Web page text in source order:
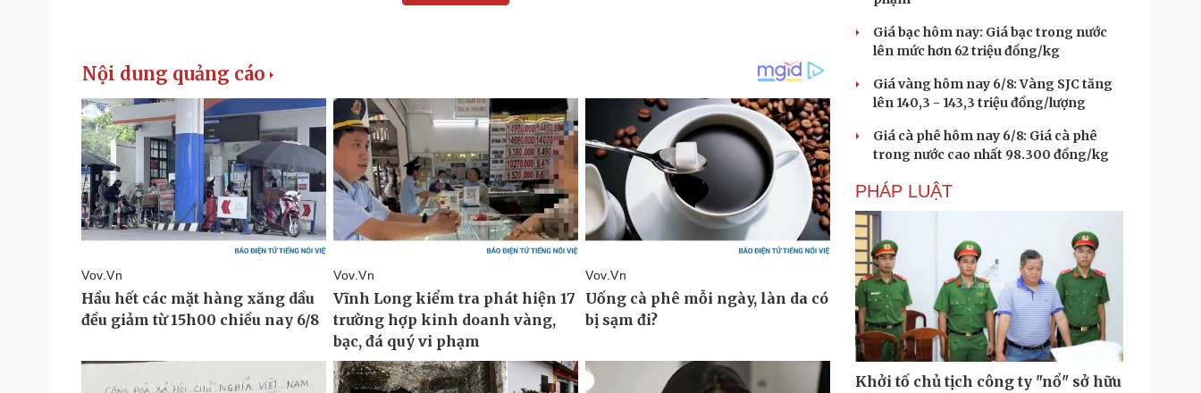
Giá bạc hôm nay: Giá bạc trong nước
lên mức hơn 62 triệu đồng/kg
Giá vàng hôm nay 6/8: Vàng SJC tăng
lên 140,3 - 143,3 triệu đồng/lượng
Giá cà phê hôm nay 6/8: Giá cà phê
trong nước cao nhất 98.300 đồng/kg
PHÁP LUẬT
Khởi tố chủ tịch công ty "nổ" sở hữu